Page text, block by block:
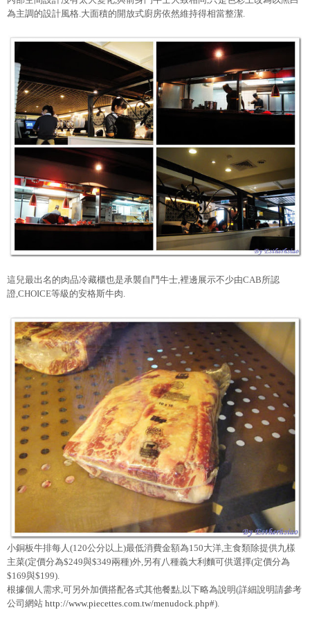
為主調的設計風格.大面積的開放式廚房依然維持得相當整潔.
這兒最出名的肉品冷藏櫃也是承襲自鬥牛士,裡邊展示不少由CAB所認
證,CHOICE等級的安格斯牛肉.
小銅板牛排每人(120公分以上)最低消費金額為150大洋,主食類除提供九樣
主菜(定價分為$249與$349兩種)外,另有八種義大利麵可供選擇(定價分為
$169與$199).
根據個人需求,可另外加價搭配各式其他餐點,以下略為說明(詳細說明請參考
公司網站 http://www.piecettes.com.tw/menudock.php#).